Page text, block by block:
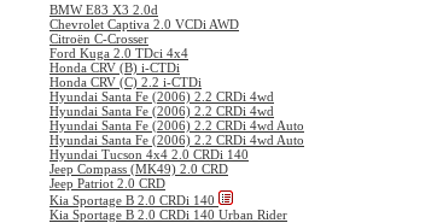
BMW E83 X3 2.0d
Chevrolet Captiva 2.0 VCDi AWD
Citroën C-Crosser
Ford Kuga 2.0 TDci 4x4
Honda CRV (B) i-CTDi
Honda CRV (C) 2.2 i-CTDi
Hyundai Santa Fe (2006) 2.2 CRDi 4wd
Hyundai Santa Fe (2006) 2.2 CRDi 4wd
Hyundai Santa Fe (2006) 2.2 CRDi 4wd Auto
Hyundai Santa Fe (2006) 2.2 CRDi 4wd Auto
Hyundai Tucson 4x4 2.0 CRDi 140
Jeep Compass (MK49) 2.0 CRD
Jeep Patriot 2.0 CRD
Kia Sportage B 2.0 CRDi 140
Kia Sportage B 2.0 CRDi 140 Urban Rider